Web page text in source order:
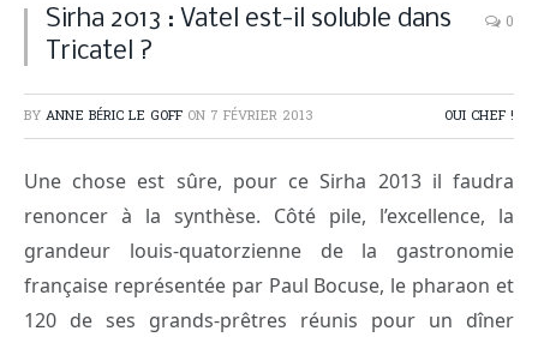
Sirha 2013 : Vatel est-il soluble dans
Tricatel ?
0
BY ANNE BÉRIC LE GOFF ON 7 FÉVRIER 2013 OUI CHEF !
Une chose est sûre, pour ce Sirha 2013 il faudra
renoncer à la synthèse. Côté pile, l’excellence, la
grandeur louis-quatorzienne de la gastronomie
française représentée par Paul Bocuse, le pharaon et
120 de ses grands-prêtres réunis pour un dîner